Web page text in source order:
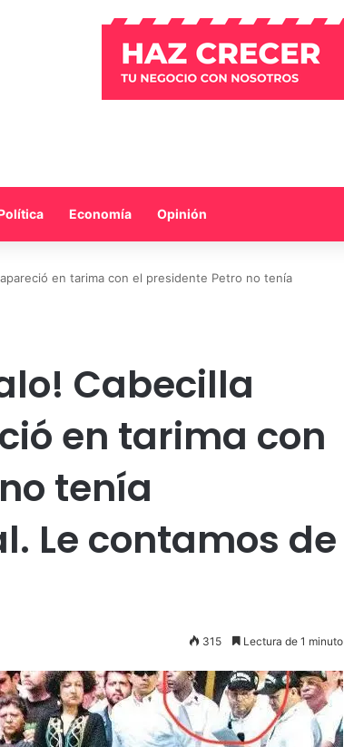
Economía Opinión
en tarima con el presidente Petro no tenía
Cabecilla
en tarima con
tenía
Le contamos de
315 Lectura de 1 minuto